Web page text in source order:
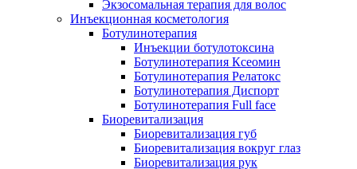
Экзосомальная терапия для волос
Инъекционная косметология
Ботулинотерапия
Инъекции ботулотоксина
Ботулинотерапия Ксеомин
Ботулинотерапия Релатокс
Ботулинотерапия Диспорт
Ботулинотерапия Full face
Биоревитализация
Биоревитализация губ
Биоревитализация вокруг глаз
Биоревитализация рук